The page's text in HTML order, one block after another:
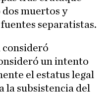
dos muertos y
separatistas.
un intento
el estatus legal
la subsistencia del